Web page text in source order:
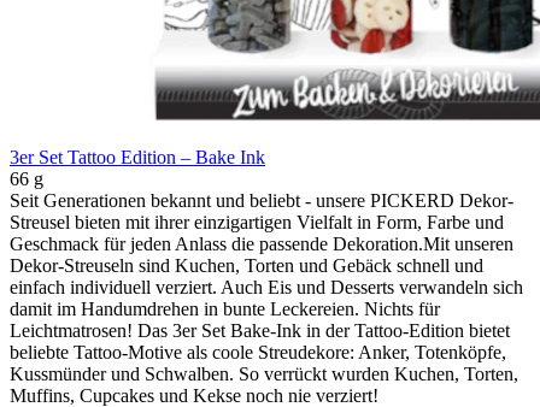
3er Set Tattoo Edition – Bake Ink
66 g
Seit Generationen bekannt und beliebt - unsere PICKERD Dekor-
Streusel bieten mit ihrer einzigartigen Vielfalt in Form, Farbe und
Geschmack für jeden Anlass die passende Dekoration.Mit unseren
Dekor-Streuseln sind Kuchen, Torten und Gebäck schnell und
einfach individuell verziert. Auch Eis und Desserts verwandeln sich
damit im Handumdrehen in bunte Leckereien. Nichts für
Leichtmatrosen! Das 3er Set Bake-Ink in der Tattoo-Edition bietet
beliebte Tattoo-Motive als coole Streudekore: Anker, Totenköpfe,
Kussmünder und Schwalben. So verrückt wurden Kuchen, Torten,
Muffins, Cupcakes und Kekse noch nie verziert!